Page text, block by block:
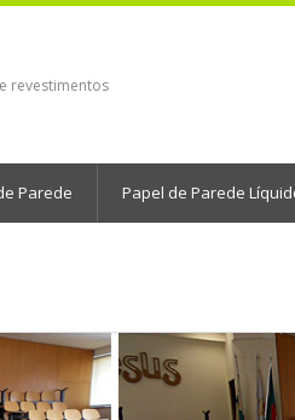
revestimentos
Parede Papel de Parede